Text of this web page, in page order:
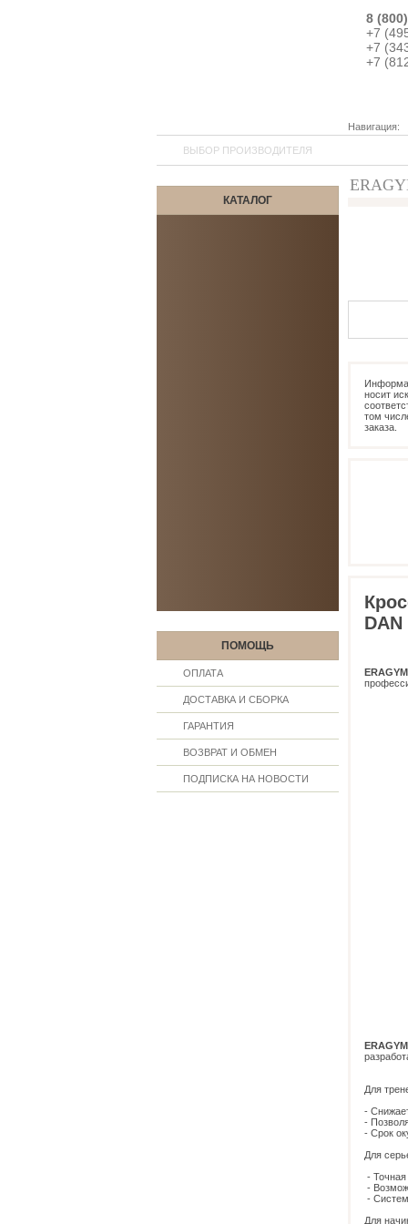
8
+7
+7
+7
Навигация:
ВЫБОР ПРОИЗВОДИТЕЛЯ
КАТАЛОГ
ПОМОЩЬ
ОПЛАТА
ДОСТАВКА И СБОРКА
ГАРАНТИЯ
ВОЗВРАТ И ОБМЕН
ПОДПИСКА НА НОВОСТИ
носит
том
заказа.
DAN
Для
-
-
- Срок
Для
-
-
-
Для